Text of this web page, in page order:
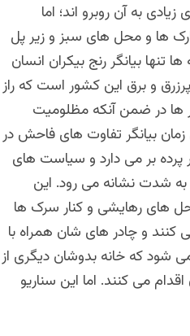
به آن روبرو اند؛ اما
ها و محل های سبز و زیر پل
بیانگر رنج بیکران انسان
و برق این کشور است که راز
ها در ضمن آنکه مظلومیت
بیانگر تفاوت های فاحش در
پرده بر می دارد و سیاست های
به شدت نشانه می رود. این
های رهایشی و کنار سرک ها
کنند و چادر های شان همراه با
شود که خانه بدوشان دیگری از
می کنند. اما این سناریو